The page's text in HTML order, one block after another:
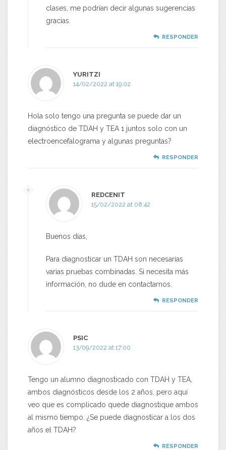
clases, me podrían decir algunas sugerencias
gracias.
RESPONDER
YURITZI
14/02/2022 at 19:02
Hola solo tengo una pregunta se puede dar un
diagnóstico de TDAH y TEA 1 juntos solo con un
electroencefalograma y algunas preguntas?
RESPONDER
REDCENIT
15/02/2022 at 08:42
Buenos días,
Para diagnosticar un TDAH son necesarias
varias pruebas combinadas. Si necesita más
información, no dude en contactarnos.
RESPONDER
PSIC
13/09/2022 at 17:00
Tengo un alumno diagnosticado con TDAH y TEA,
ambos diagnósticos desde los 2 años, pero aquí
veo que es complicado quede diagnostique ambos
al mismo tiempo. ¿Se puede diagnosticar a los dos
años el TDAH?
RESPONDER